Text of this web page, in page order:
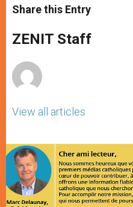
t
s
p
p
s
e
g
e
e
b
o
k
Share this Entry
ZENIT Staff
View all articles